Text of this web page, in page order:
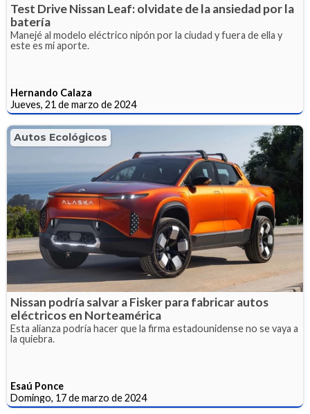
Test Drive Nissan Leaf: olvidate de la ansiedad por la
batería
Manejé al modelo eléctrico nipón por la ciudad y fuera de ella y
este es mi aporte.
Hernando Calaza
Jueves, 21 de marzo de 2024
Autos Ecológicos
Nissan podría salvar a Fisker para fabricar autos
eléctricos en Norteamérica
Esta alianza podría hacer que la firma estadounidense no se vaya a
la quiebra.
Esaú Ponce
Domingo, 17 de marzo de 2024